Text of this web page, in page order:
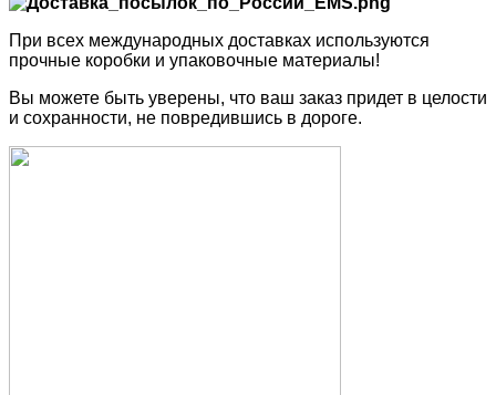
При всех международных доставках используются
прочные коробки и упаковочные материалы!
Вы можете быть уверены, что ваш заказ придет в целости
и сохранности, не повредившись в дороге.